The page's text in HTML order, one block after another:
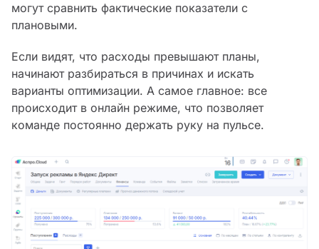
могут сравнить фактические показатели с
плановыми.
Если видят, что расходы превышают планы,
начинают разбираться в причинах и искать
варианты оптимизации. А самое главное: все
происходит в онлайн режиме, что позволяет
команде постоянно держать руку на пульсе.